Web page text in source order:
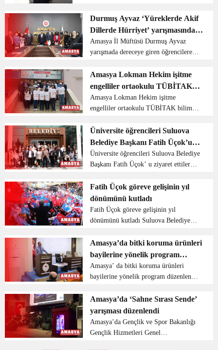
Başkanı Mehmet Sarı, on bir ayın
sultanı ramazan-ı şerif ayı dolayısıyla
bir mesaj yayımladı. Başkan Sarı
mesajında; “Gönüllerin ...
Durmuş Ayvaz ‘Yüreklerde Akif
Dillerde Hürriyet’ yarışmasında
dereceye giren öğrencilere
ödüllerini verdi
Amasya İl Müftüsü Durmuş Ayvaz
yarışmada dereceye giren öğrencilere
düzenlenen ‘Yüreklerde Akif Dillerde
Hürriyet’ konulu kompozisyon ve lise
öğrencileri arasında düz...
Amasya Lokman Hekim işitme
engelliler ortaokulu TÜBİTAK
bilim fuarı sergisi gerçekleştirdi
Amasya Lokman Hekim işitme
engelliler ortaokulu TÜBİTAK bilim
Lokman Hekim işitme engelliler
ortaokulu 2020 2021 dönemi 4006
TÜBİTAK bilim fuarı destekleme
programı...
Üniversite öğrencileri Suluova
Belediye Başkanı Fatih Üçok’u
ziyaret ettiler
Üniversite öğrencileri Suluova Belediye
Başkanı Fatih Üçok’ u ziyaret ettiler
Fakültesi Şehir ve Planlama Bölümü
öğrencileri, Suluova Belediye Başkanı
Fatih Üçok’ ...
Fatih Üçok göreve gelişinin yıl
dönümünü kutladı
Fatih Üçok göreve gelişinin yıl
dönümünü kutladı Suluova Belediye
başlayışının yıl dönümünü sosyal medya
hesabında kutlama mesajı yayınladı. “30
Mart ...
Amasya’da bitki koruma ürünleri
bayilerine yönelik program
düzenlendi
Amasya’ da bitki koruma ürünleri
bayilerine yönelik program düzenlendi
Bayilerimize yönelik 5996 sayılı
Veteriner Hizmetleri, Bitki Sağlığı,
Gıda ve Yem Kanunu ...
Amasya’da ‘Sahne Sırası Sende’
yarışması düzenlendi
Amasya’da Gençlik ve Spor Bakanlığı
Gençlik Hizmetleri Genel